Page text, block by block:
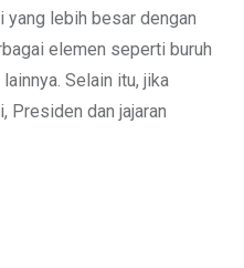
yang lebih besar dengan
elemen seperti buruh
Selain itu, jika
Presiden dan jajaran